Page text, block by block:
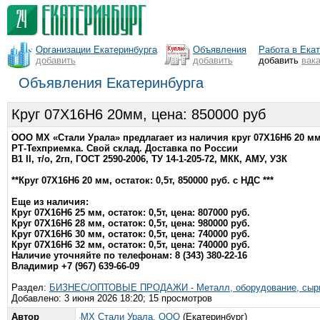
Организации Екатеринбурга
добавить
Объявления
добавить
Работа в
добавить
Объявления Екатеринбурга
Круг 07Х16Н6 20мм, цена: 850000 руб
ООО МХ «Стали Урала» предлагает из наличия круг 07Х16Н6 20
РТ-Техприемка. Свой склад. Доставка по России
В1 II, т/о, 2гп, ГОСТ 2590-2006, ТУ 14-1-205-72, МКК, АМУ, УЗК
**Круг 07Х16Н6 20 мм, остаток: 0,5т, 850000 руб. с НДС ***
Еще из наличия:
Круг 07Х16Н6 25 мм, остаток: 0,5т, цена: 807000 руб.
Круг 07Х16Н6 28 мм, остаток: 0,5т, цена: 980000 руб.
Круг 07Х16Н6 30 мм, остаток: 0,5т, цена: 740000 руб.
Круг 07Х16Н6 32 мм, остаток: 0,5т, цена: 740000 руб.
Наличие уточняйте по телефонам: 8 (343) 380-22-16
Владимир +7 (967) 639-66-09
Раздел: БИЗНЕС/ОПТОВЫЕ ПРОДАЖИ - Металл, оборудование,
Добавлено: 3 июня 2026 18:20; 15 просмотров
Автор
МХ Стали Урала, ООО (Екатеринбург)